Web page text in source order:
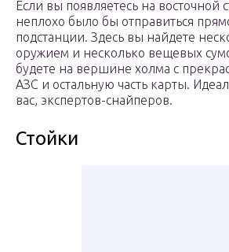
Если вы появляетесь на восточной
неплохо было бы отправиться
подстанции. Здесь вы найдете
оружием и несколько вещевых
будете на вершине холма с
АЗС и остальную часть карты.
вас, экспертов-снайперов.
Стойки